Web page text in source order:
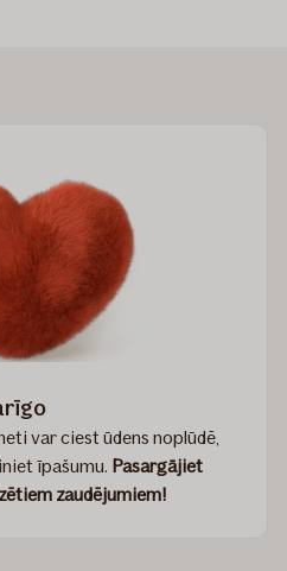
var ciest ūdens noplūdē,
īpašumu. Pasargājiet
zaudējumiem!